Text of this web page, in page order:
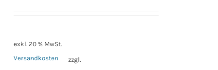
exkl. 20 % MwSt.
zzgl.
Versandkosten